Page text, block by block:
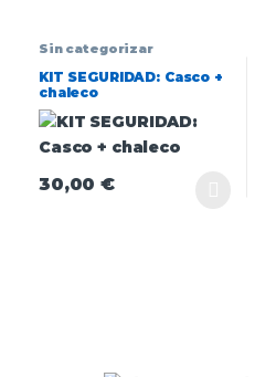
Sin categorizar
KIT SEGURIDAD: Casco +
chaleco
30,00€